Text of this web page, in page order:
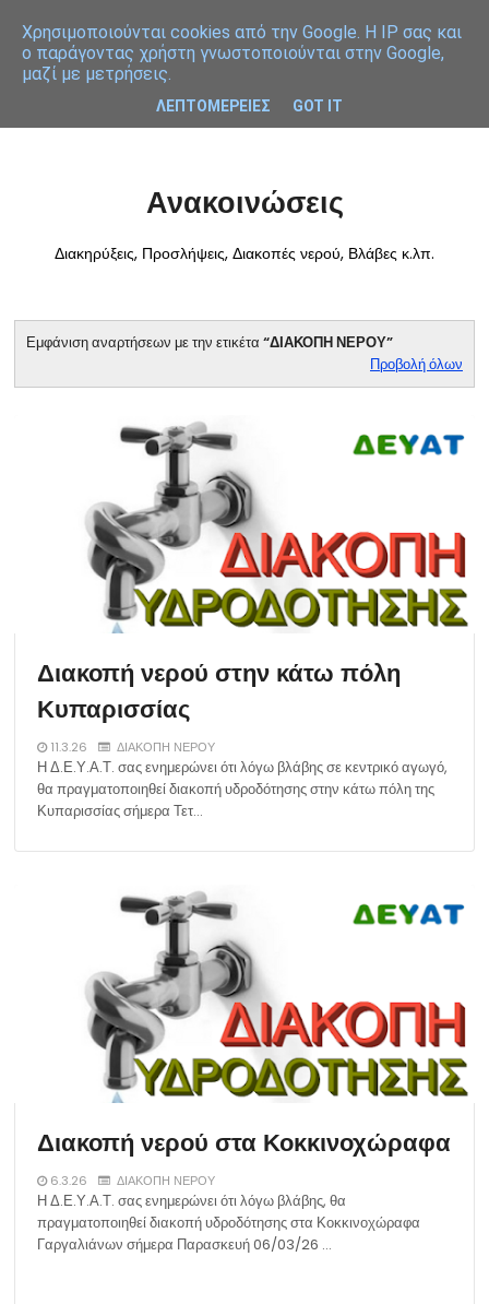
Ανακοινώσεις
Διακηρύξεις, Προσλήψεις, Διακοπές νερού, Βλάβες κ.λπ.
Εμφάνιση αναρτήσεων με την ετικέτα ΔΙΑΚΟΠΗ ΝΕΡΟΥ
Προβολή όλων
Διακοπή νερού στην κάτω πόλη
Κυπαρισσίας
11.3.26 ΔΙΑΚΟΠΗ ΝΕΡΟΥ
Η Δ.Ε.Υ.Α.Τ. σας ενημερώνει ότι λόγω βλάβης σε κεντρικό αγωγό,
θα πραγματοποιηθεί διακοπή υδροδότησης στην κάτω πόλη της
Κυπαρισσίας σήμερα Τετ…
Διακοπή νερού στα Κοκκινοχώραφα
6.3.26 ΔΙΑΚΟΠΗ ΝΕΡΟΥ
Η Δ.Ε.Υ.Α.Τ. σας ενημερώνει ότι λόγω βλάβης, θα
πραγματοποιηθεί διακοπή υδροδότησης στα Κοκκινοχώραφα
Γαργαλιάνων σήμερα Παρασκευή 06/03/26 …
Χρησιμοποιoύνται cookies από την Google. Η IP σας και
ο παράγοντας χρήστη γνωστοποιούνται στην Google,
μαζί με μετρήσεις.
ΛΕΠΤΟΜΕΡΕΙΕΣ GOT IT